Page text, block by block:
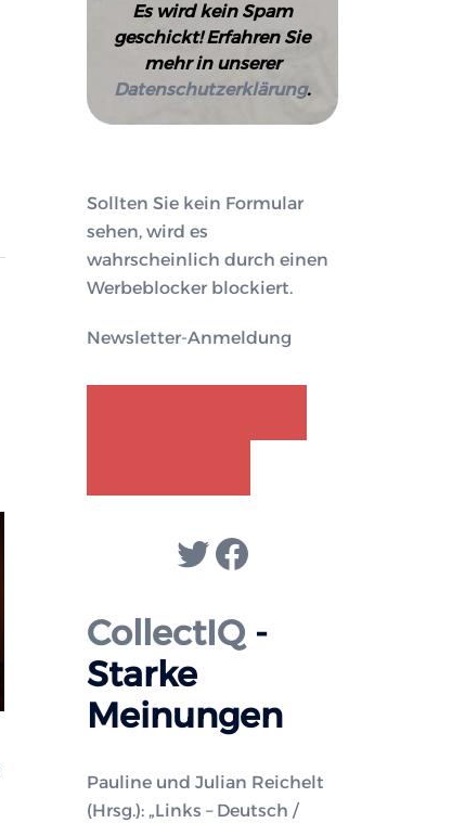
Es wird kein Spam
geschickt! Erfahren Sie
mehr in unserer
Datenschutzerklärung.
Sollten Sie kein Formular
sehen, wird es
wahrscheinlich durch einen
Werbeblocker blockiert.
Newsletter-Anmeldung
Twitter
Facebook
CollectIQ-
Starke
Meinungen
Pauline und Julian Reichelt
(Hrsg.): „Links – Deutsch /